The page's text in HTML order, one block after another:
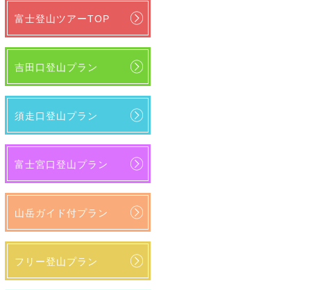
富士登山ツアーTOP
吉田口登山プラン
須走口登山プラン
富士宮口登山プラン
山岳ガイド付プラン
フリー登山プラン